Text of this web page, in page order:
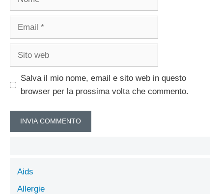
Email
Sito
Salva il mio nome, email e sito web in questo
browser per la prossima volta che commento.
Aids
Allergie